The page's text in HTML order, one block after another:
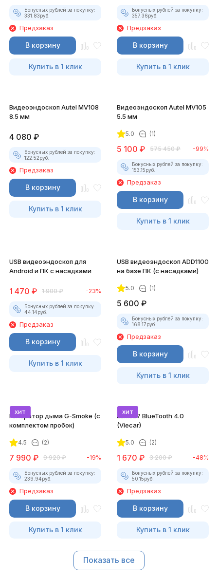
Бонусных рублей за покупку:
331.83руб.
Предзаказ
В корзину
Купить в 1 клик
Бонусных рублей за покупку:
357.36руб.
Предзаказ
В корзину
Купить в 1 клик
Видеоэндоскоп Autel MV108
8.5 мм
4 080 ₽
Бонусных рублей за покупку:
122.52руб.
Предзаказ
В корзину
Купить в 1 клик
Видеоэндоскоп Autel MV105
5.5 мм
5.0 (1)
5 100 ₽ 575 450 ₽ -99%
Бонусных рублей за покупку:
153.15руб.
Предзаказ
В корзину
Купить в 1 клик
USB видеоэндоскоп для
Android и ПК с насадками
1 470 ₽ 1 900 ₽ -23%
Бонусных рублей за покупку:
44.14руб.
Предзаказ
В корзину
Купить в 1 клик
USB видеоэндоскоп ADD1100
на базе ПК (с насадками)
5.0 (1)
5 600 ₽
Бонусных рублей за покупку:
168.17руб.
Предзаказ
В корзину
Купить в 1 клик
хит
Генератор дыма G-Smoke (c
комплектом пробок)
4.5 (2)
7 990 ₽ 9 920 ₽ -19%
Бонусных рублей за покупку:
239.94руб.
Предзаказ
В корзину
Купить в 1 клик
хит
ELM327 BlueTooth 4.0
(Viecar)
5.0 (2)
1 670 ₽ 3 200 ₽ -48%
Бонусных рублей за покупку:
50.15руб.
Предзаказ
В корзину
Купить в 1 клик
Показать все